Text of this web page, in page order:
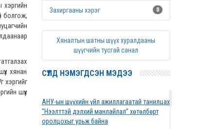
хэргийн
болгож,
хянан
хэргийг
шүүх
Захиргааны хэрэг 0
Хяналтын шатны шүүх хуралдааны
шүүгчийн тусгай санал
СҮҮЛД НЭМЭГДСЭН МЭДЭЭ
АНУ-ын шүүхийн үйл ажиллагаатай танилцах
“Нээлттэй дэлхий манлайлал” хөтөлбөрт
оролцохыг урьж байна